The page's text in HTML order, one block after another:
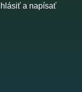
a napísať